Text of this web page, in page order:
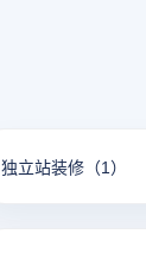
独立站装修 （1）